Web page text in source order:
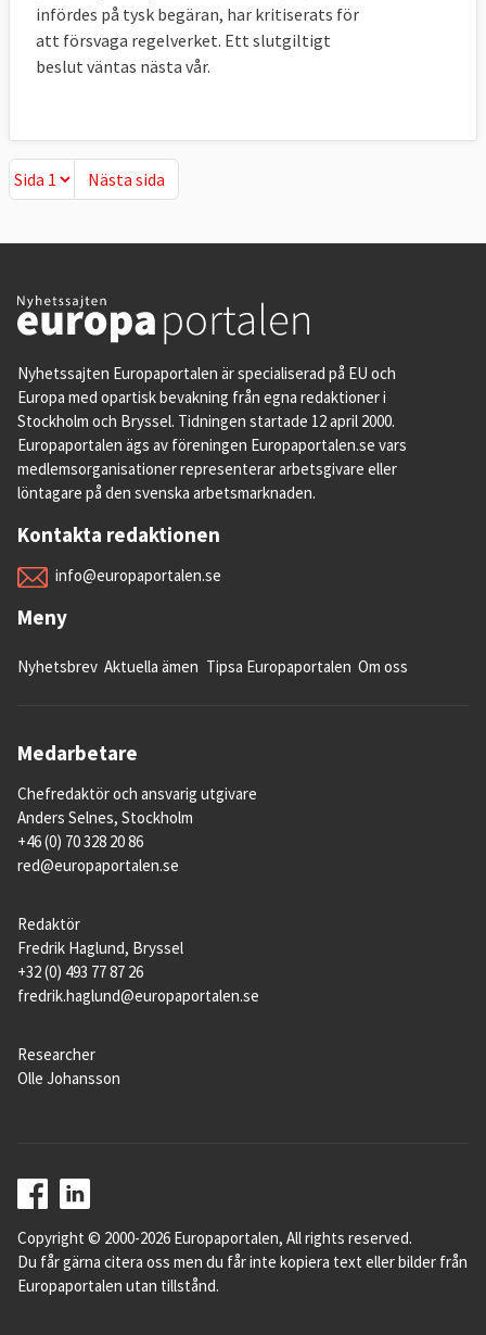
infördes på tysk begäran, har kritiserats för
att försvaga regelverket. Ett slutgiltigt
beslut väntas nästa vår.
Nästa sida
Nästa sida
Nyhetssajten Europaportalen är specialiserad på EU och
Europa med opartisk bevakning från egna redaktioner i
Stockholm och Bryssel. Tidningen startade 12 april 2000.
Europaportalen ägs av föreningen Europaportalen.se vars
medlemsorganisationer representerar arbetsgivare eller
löntagare på den svenska arbetsmarknaden.
Kontakta redaktionen
info@europaportalen.se
Meny
Nyhetsbrev Aktuella ämen Tipsa Europaportalen Om oss
Medarbetare
Chefredaktör och ansvarig utgivare
Anders Selnes, Stockholm
+46 (0) 70 328 20 86
red@europaportalen.se
Redaktör
Fredrik Haglund, Bryssel
+32 (0) 493 77 87 26
fredrik.haglund@europaportalen.se
Researcher
Olle Johansson
Copyright © 2000-2026 Europaportalen, All rights reserved.
Du får gärna citera oss men du får inte kopiera text eller bilder från
Europaportalen utan tillstånd.